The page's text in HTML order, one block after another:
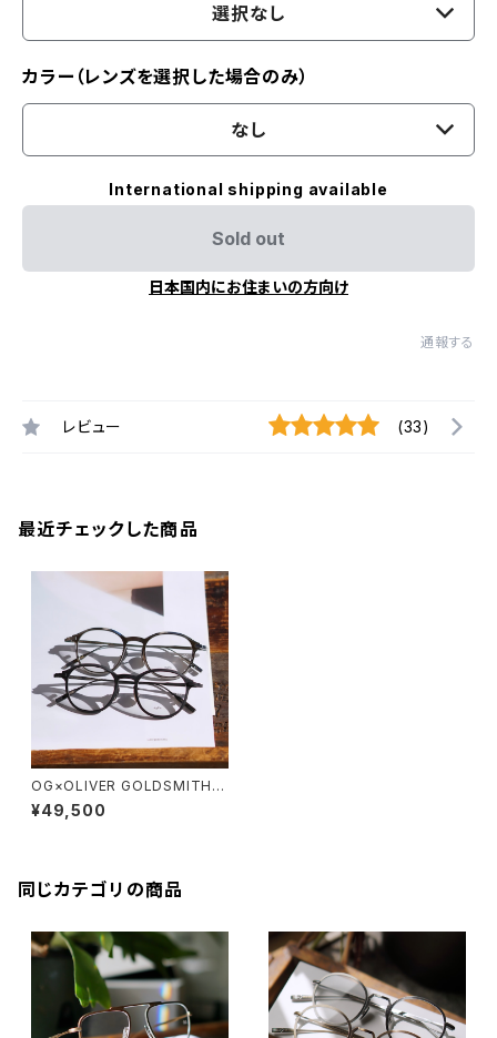
選択なし
カラー（レンズを選択した場合のみ）
なし
International shipping available
Sold out
日本国内にお住まいの方向け
通報する
レビュー (33)
最近チェックした商品
OG×OLIVER GOLDSMITH /
オージーバイオリバーゴールド
スミス PUTNEY
¥49,500
同じカテゴリの商品